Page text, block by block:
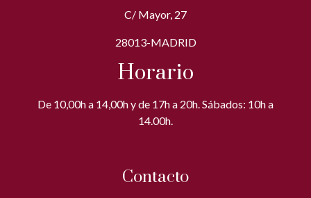
C/ Mayor, 27
28013-MADRID
Horario
De 10,00h a 14,00h y de 17h a 20h. Sábados: 10h a
14.00h.
Contacto